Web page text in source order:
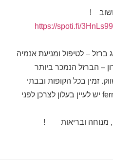
!
https://spoti.fi/3HnLs99
בחסות תרדיפרון 80 מ"ג ברזל – לטיפול ומניעת אנמיה
– הברזל הנמכר ביותר
זמין בכל הקופות ובבתי
המרקחת ומכיל ferrous sulphate יש לעיין בעלון לצרכן לפני
ובריאות
!